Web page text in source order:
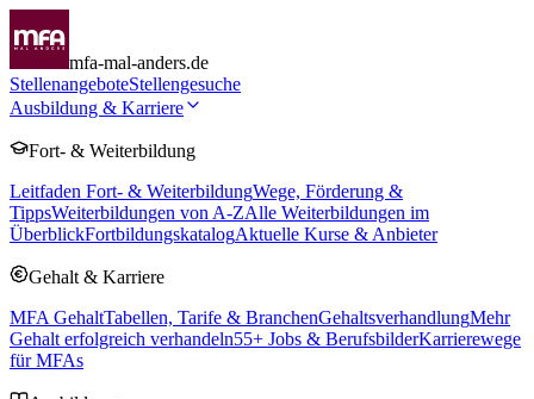
mfa-mal-anders.de
StellenangeboteStellengesuche
Ausbildung & Karriere
Fort- & Weiterbildung
Leitfaden Fort- & WeiterbildungWege, Förderung &
TippsWeiterbildungen von A-ZAlle Weiterbildungen im
ÜberblickFortbildungskatalogAktuelle Kurse & Anbieter
Gehalt & Karriere
MFA GehaltTabellen, Tarife & BranchenGehaltsverhandlungMehr
Gehalt erfolgreich verhandeln55+ Jobs & BerufsbilderKarrierewege
für MFAs